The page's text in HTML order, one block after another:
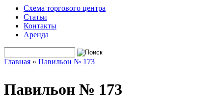
Схема торгового центра
Статьи
Контакты
Аренда
Форма поиска
Главная » Павильон № 173
Павильон № 173